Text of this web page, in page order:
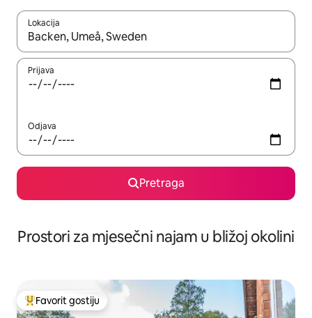
Lokacija
Kad su rezultati dostupni, možete da se krećete kroz njih
Prijava
Odjava
Pretraga
Prostori za mjesečni najam u bližoj okolini
Glavni favorit gostiju
Favorit gostiju